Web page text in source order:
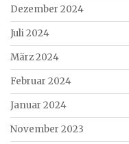
Dezember 2024
Juli 2024
März 2024
Februar 2024
Januar 2024
November 2023